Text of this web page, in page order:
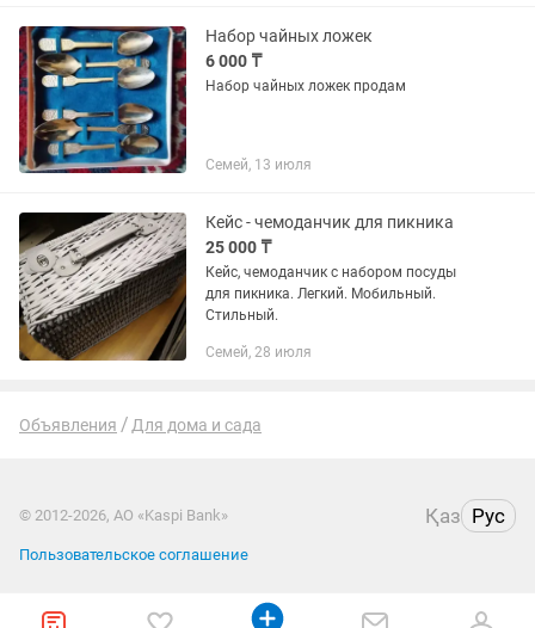
Набор чайных ложек
6 000 ₸
Набор чайных ложек продам
Семей, 13 июля
Кейс - чемоданчик для пикника
25 000 ₸
Кейс, чемоданчик с набором посуды
для пикника. Легкий. Мобильный.
Стильный.
Семей, 28 июля
Объявления Для дома и сада
© 2012-2026, АО «Kaspi Bank» Қаз Рус
Пользовательское соглашение